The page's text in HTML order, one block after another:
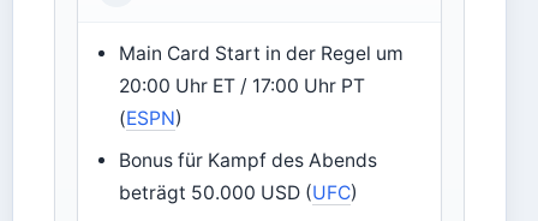
Main Card Start in der Regel um
20:00 Uhr ET / 17:00 Uhr PT
(ESPN)
Bonus für Kampf des Abends
beträgt 50.000 USD (UFC)